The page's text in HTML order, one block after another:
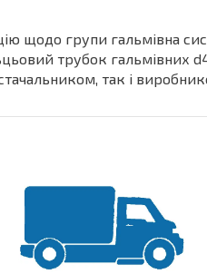
щодо групи гальмівна
трубок гальмівних
так і